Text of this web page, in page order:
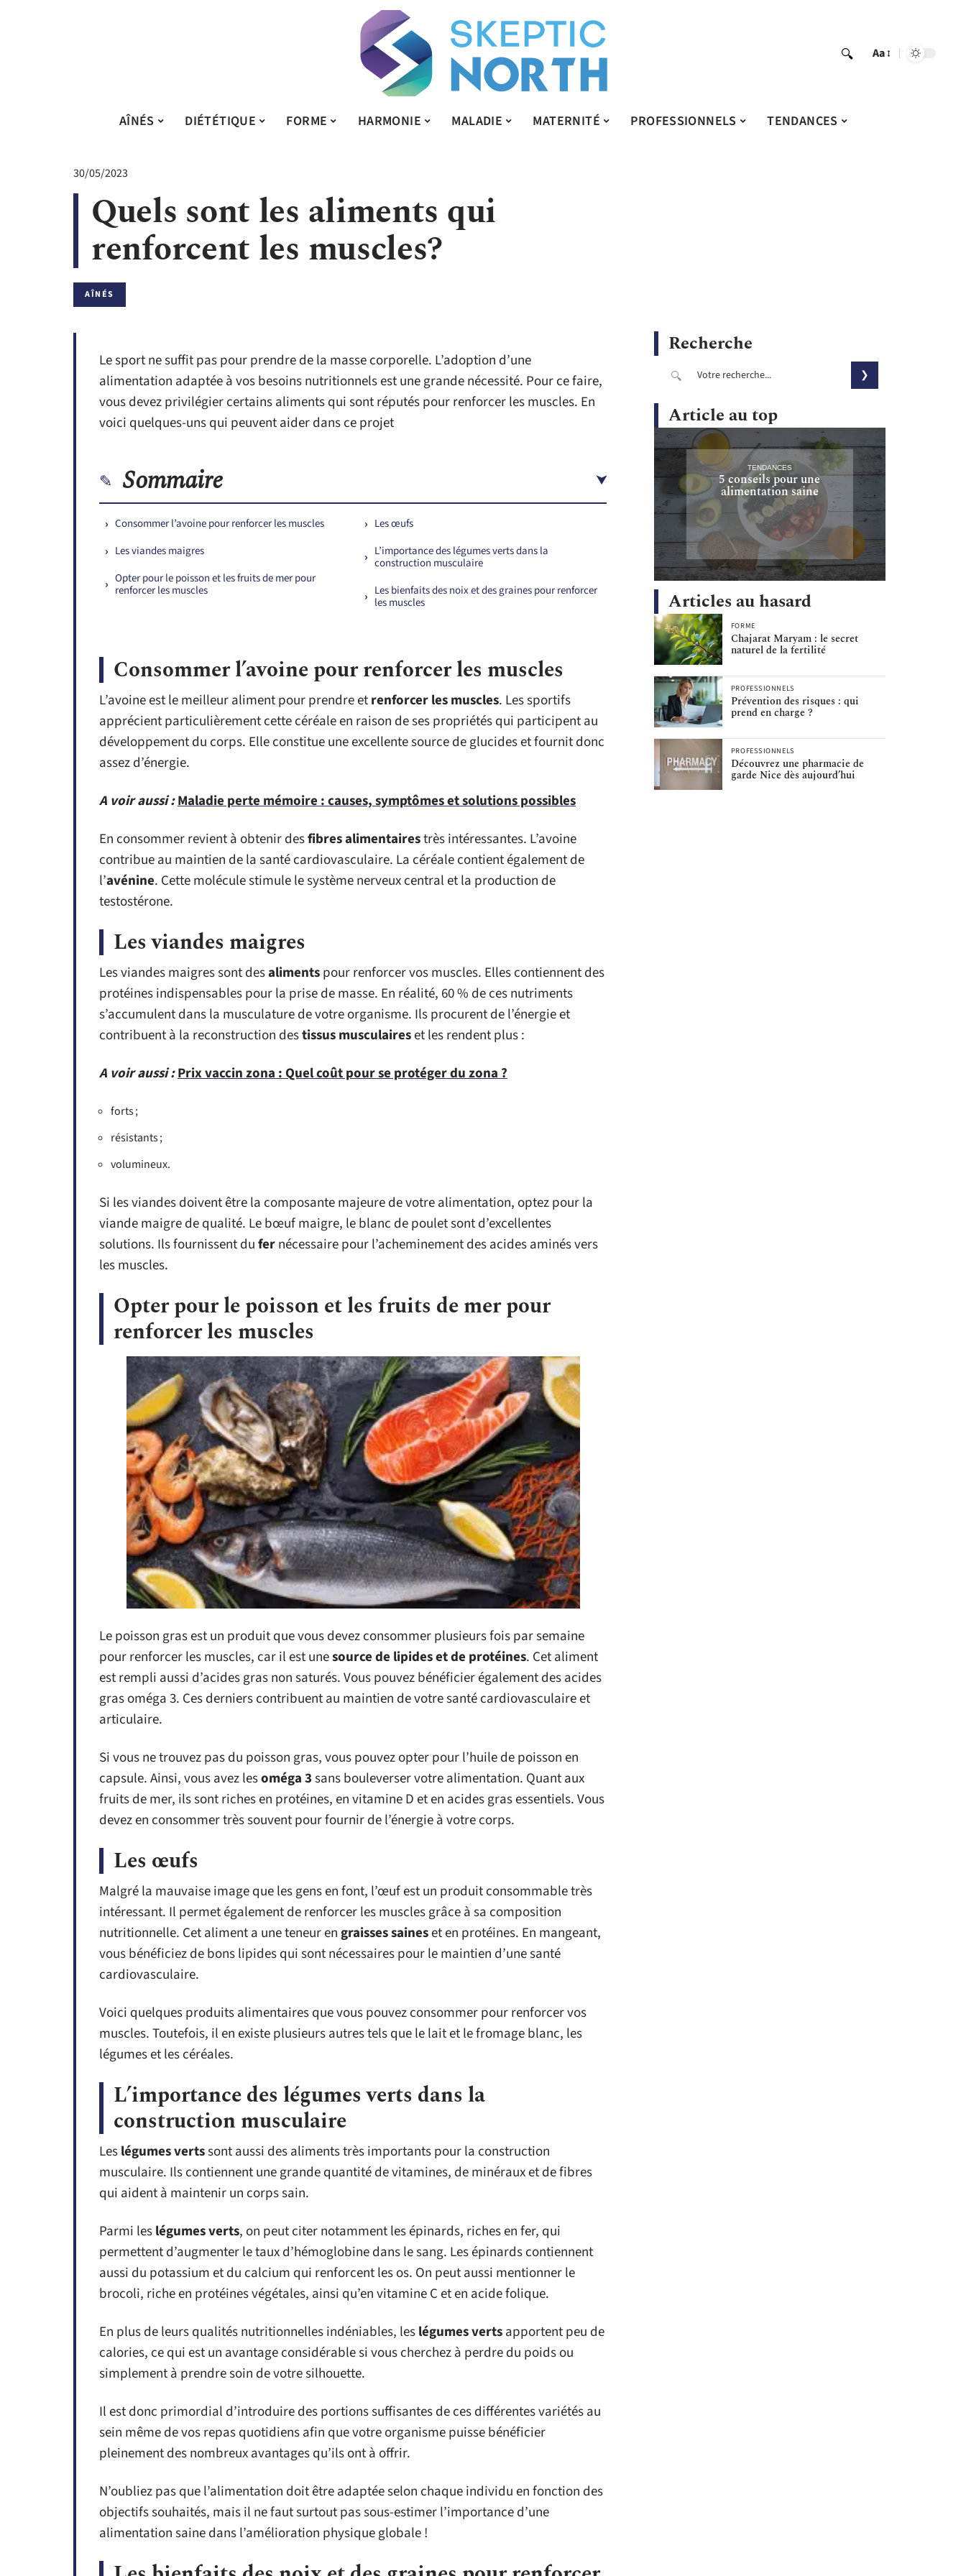
Aa
AÎNÉS DIÉTÉTIQUE FORME HARMONIE MALADIE MATERNITÉ PROFESSIONNELS TENDANCES
30/05/2023
Quels sont les aliments qui
renforcent les muscles?
AÎNÉS
Le sport ne suffit pas pour prendre de la masse corporelle. L’adoption d’une
alimentation adaptée à vos besoins nutritionnels est une grande nécessité. Pour ce faire,
vous devez privilégier certains aliments qui sont réputés pour renforcer les muscles. En
voici quelques-uns qui peuvent aider dans ce projet
Sommaire
Consommer l’avoine pour renforcer les muscles
Les viandes maigres
Opter pour le poisson et les fruits de mer pour
renforcer les muscles
Les œufs
L’importance des légumes verts dans la
construction musculaire
Les bienfaits des noix et des graines pour renforcer
les muscles
Consommer l’avoine pour renforcer les muscles
L’avoine est le meilleur aliment pour prendre etrenforcer les muscles. Les sportifs
apprécient particulièrement cette céréale en raison de ses propriétés qui participent au
développement du corps. Elle constitue une excellente source de glucides et fournit donc
assez d’énergie.
A voir aussi :Maladie perte mémoire : causes, symptômes et solutions possibles
En consommer revient à obtenir desfibres alimentairestrès intéressantes. L’avoine
contribue au maintien de la santé cardiovasculaire. La céréale contient également de
l’avénine. Cette molécule stimule le système nerveux central et la production de
testostérone.
Les viandes maigres
Les viandes maigres sont desalimentspour renforcer vos muscles. Elles contiennent des
protéines indispensables pour la prise de masse. En réalité, 60 % de ces nutriments
s’accumulent dans la musculature de votre organisme. Ils procurent de l’énergie et
contribuent à la reconstruction destissus musculaireset les rendent plus :
A voir aussi :Prix vaccin zona : Quel coût pour se protéger du zona ?
forts ;
résistants ;
volumineux.
Si les viandes doivent être la composante majeure de votre alimentation, optez pour la
viande maigre de qualité. Le bœuf maigre, le blanc de poulet sont d’excellentes
solutions. Ils fournissent dufernécessaire pour l’acheminement des acides aminés vers
les muscles.
Opter pour le poisson et les fruits de mer pour
renforcer les muscles
Le poisson gras est un produit que vous devez consommer plusieurs fois par semaine
pour renforcer les muscles, car il est unesource de lipides et de protéines. Cet aliment
est rempli aussi d’acides gras non saturés. Vous pouvez bénéficier également des acides
gras oméga 3. Ces derniers contribuent au maintien de votre santé cardiovasculaire et
articulaire.
Si vous ne trouvez pas du poisson gras, vous pouvez opter pour l’huile de poisson en
capsule. Ainsi, vous avez lesoméga 3sans bouleverser votre alimentation. Quant aux
fruits de mer, ils sont riches en protéines, en vitamine D et en acides gras essentiels. Vous
devez en consommer très souvent pour fournir de l’énergie à votre corps.
Les œufs
Malgré la mauvaise image que les gens en font, l’œuf est un produit consommable très
intéressant. Il permet également de renforcer les muscles grâce à sa composition
nutritionnelle. Cet aliment a une teneur engraisses saineset en protéines. En mangeant,
vous bénéficiez de bons lipides qui sont nécessaires pour le maintien d’une santé
cardiovasculaire.
Voici quelques produits alimentaires que vous pouvez consommer pour renforcer vos
muscles. Toutefois, il en existe plusieurs autres tels que le lait et le fromage blanc, les
légumes et les céréales.
L’importance des légumes verts dans la
construction musculaire
Leslégumes vertssont aussi des aliments très importants pour la construction
musculaire. Ils contiennent une grande quantité de vitamines, de minéraux et de fibres
qui aident à maintenir un corps sain.
Parmi leslégumes verts, on peut citer notamment les épinards, riches en fer, qui
permettent d’augmenter le taux d’hémoglobine dans le sang. Les épinards contiennent
aussi du potassium et du calcium qui renforcent les os. On peut aussi mentionner le
brocoli, riche en protéines végétales, ainsi qu’en vitamine C et en acide folique.
En plus de leurs qualités nutritionnelles indéniables, leslégumes vertsapportent peu de
calories, ce qui est un avantage considérable si vous cherchez à perdre du poids ou
simplement à prendre soin de votre silhouette.
Il est donc primordial d’introduire des portions suffisantes de ces différentes variétés au
sein même de vos repas quotidiens afin que votre organisme puisse bénéficier
pleinement des nombreux avantages qu’ils ont à offrir.
N’oubliez pas que l’alimentation doit être adaptée selon chaque individu en fonction des
objectifs souhaités, mais il ne faut surtout pas sous-estimer l’importance d’une
alimentation saine dans l’amélioration physique globale !
Recherche
Article au top
TENDANCES
5 conseils pour une
alimentation saine
Articles au hasard
FORME
Chajarat Maryam : le secret
naturel de la fertilité
PROFESSIONNELS
Prévention des risques : qui
prend en charge ?
PROFESSIONNELS
Découvrez une pharmacie de
garde Nice dès aujourd’hui